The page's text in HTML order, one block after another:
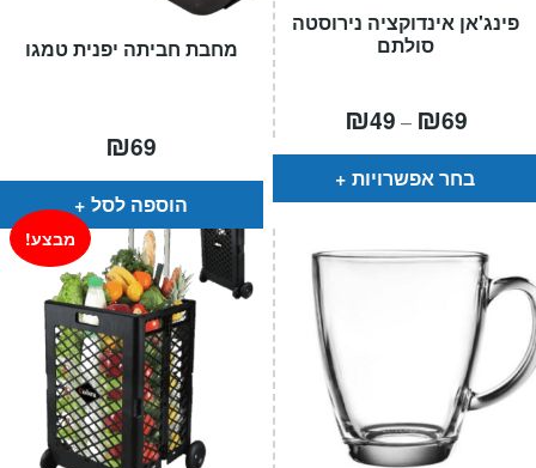
מחבת חביתה יפנית טמגו
₪69
הוספה לסל
פינג'אן אינדוקציה נירוסטה
סולתם
₪49 – ₪69טווח
מחירים:
⁦₪49⁩
עד
בחר אפשרויות
מבצע!